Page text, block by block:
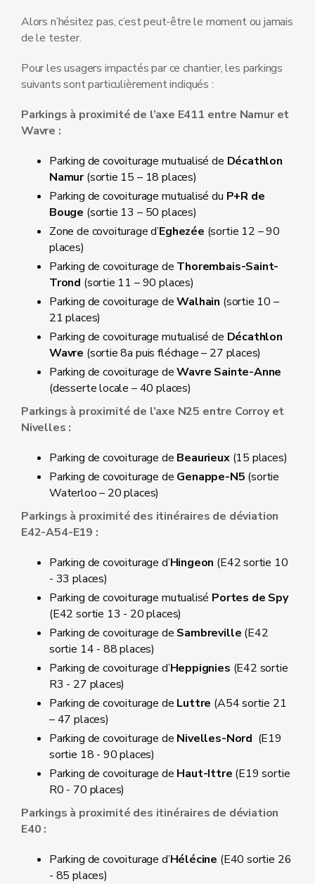
Alors n’hésitez pas, c’est peut-être le moment ou jamais
de le tester.
Pour les usagers impactés par ce chantier, les parkings
suivants sont particulièrement indiqués :
Parkings à proximité de l’axe E411 entre Namur et
Wavre :
Parking de covoiturage mutualisé de Décathlon
Namur(sortie 15 – 18 places)
Parking de covoiturage mutualisé du P+R de
Bouge (sortie 13 – 50 places)
Zone de covoiturage d’Eghezée (sortie 12 – 90
places)
Parking de covoiturage de Thorembais-Saint-
Trond (sortie 11 – 90 places)
Parking de covoiturage deWalhain (sortie 10 –
21 places)
Parking de covoiturage mutualisé de Décathlon
Wavre (sortie 8a puis fléchage – 27 places)
Parking de covoiturage deWavre Sainte-Anne
(desserte locale – 40 places)
Parkings à proximité de l’axe N25 entre Corroy et
Nivelles :
Parking de covoiturage de Beaurieux (15 places)
Parking de covoiturage de Genappe-N5 (sortie
Waterloo – 20 places)
Parkings à proximité des itinéraires de déviation
E42-A54-E19 :
Parking de covoiturage d’Hingeon (E42 sortie 10
- 33 places)
Parking de covoiturage mutualisé Portes de Spy
(E42 sortie 13 - 20 places)
Parking de covoiturage de Sambreville (E42
sortie 14 - 88 places)
Parking de covoiturage d’Heppignies (E42 sortie
R3 - 27 places)
Parking de covoiturage de Luttre (A54 sortie 21
– 47 places)
Parking de covoiturage de Nivelles-Nord (E19
sortie 18 - 90 places)
Parking de covoiturage de Haut-Ittre (E19 sortie
R0 - 70 places)
Parkings à proximité des itinéraires de déviation
E40 :
Parking de covoiturage d’Hélécine (E40 sortie 26
- 85 places)